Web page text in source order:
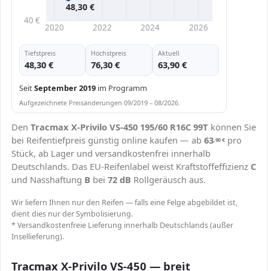
40 €
2020 2022 2024 2026
48,30 €
Tiefstpreis
48,30 €
Höchstpreis
76,30 €
Aktuell
63,90 €
SeitSeptember 2019 im Programm
Aufgezeichnete Preisänderungen 09/2019 – 08/2026.
Den Tracmax X-Privilo VS-450 195/60 R16C 99T können Sie
bei Reifentiefpreis günstig online kaufen — ab 63,90€ pro
Stück, ab Lager und versandkostenfrei innerhalb
Deutschlands. Das EU-Reifenlabel weist Kraftstoffeffizienz C
und Nasshaftung B bei 72 dB Rollgeräusch aus.
Wir liefern Ihnen nur den Reifen — falls eine Felge abgebildet ist,
dient dies nur der Symbolisierung.
* Versandkostenfreie Lieferung innerhalb Deutschlands (außer
Insellieferung).
Tracmax X-Privilo VS-450 — breit